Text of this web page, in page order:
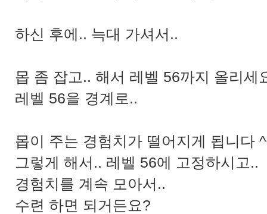
하신 후에.. 늑대 가셔서..
몹 좀 잡고.. 해서 레벨 56까지 올리세
레벨 56을 경계로..
몹이 주는 경험치가 떨어지게 됩니다
그렇게 해서.. 레벨 56에 고정하시고..
경험치를 계속 모아서..
수련 하면 되거든요?